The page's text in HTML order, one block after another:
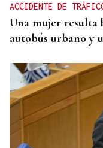
ACCIDENTE DE
Una mujer resulta
autobús urbano y